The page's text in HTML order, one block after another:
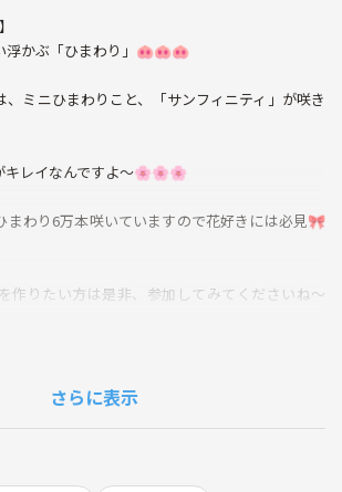
浮かぶ「ひまわり」🐽🐽🐽
ミニひまわりこと、「サンフィニティ」が咲き
キレイなんですよ〜🌸🌸🌸
まわり6万本咲いていますので花好きには必見🎀
作りたい方は是非、参加してみてくださいね〜
さらに表示